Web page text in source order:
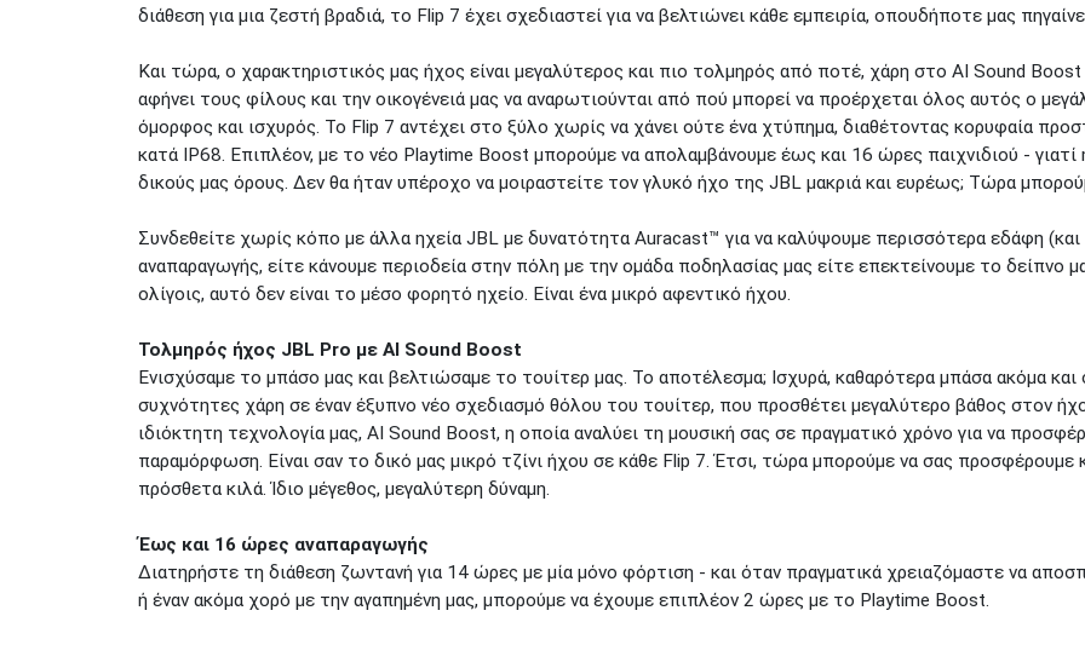
διάθεση για μια ζεστή βραδιά, το Flip 7 έχει σχεδιαστεί για να βελτιώνει κάθε εμπειρία, οπουδήποτε μας
Και τώρα, ο χαρακτηριστικός μας ήχος είναι μεγαλύτερος και πιο τολμηρός από ποτέ, χάρη στο AI Sound
αφήνει τους φίλους και την οικογένειά μας να αναρωτιούνται από πού μπορεί να προέρχεται όλος αυτός ο
όμορφος και ισχυρός. Το Flip 7 αντέχει στο ξύλο χωρίς να χάνει ούτε ένα χτύπημα, διαθέτοντας κορυφαία
κατά IP68. Επιπλέον, με το νέο Playtime Boost μπορούμε να απολαμβάνουμε έως και 16 ώρες παιχνιδιού - γιατί
δικούς μας όρους. Δεν θα ήταν υπέροχο να μοιραστείτε τον γλυκό ήχο της JBL μακριά και ευρέως; Τώρα
Συνδεθείτε χωρίς κόπο με άλλα ηχεία JBL με δυνατότητα Auracast™ για να καλύψουμε περισσότερα εδάφη (και
αναπαραγωγής, είτε κάνουμε περιοδεία στην πόλη με την ομάδα ποδηλασίας μας είτε επεκτείνουμε το δείπνο
ολίγοις, αυτό δεν είναι το μέσο φορητό ηχείο. Είναι ένα μικρό αφεντικό ήχου.
Τολμηρός ήχος JBL Pro με AI Sound Boost
Ενισχύσαμε το μπάσο μας και βελτιώσαμε το τουίτερ μας. Το αποτέλεσμα; Ισχυρά, καθαρότερα μπάσα ακόμα
συχνότητες χάρη σε έναν έξυπνο νέο σχεδιασμό θόλου του τουίτερ, που προσθέτει μεγαλύτερο βάθος στον
ιδιόκτητη τεχνολογία μας, AI Sound Boost, η οποία αναλύει τη μουσική σας σε πραγματικό χρόνο για να
παραμόρφωση. Είναι σαν το δικό μας μικρό τζίνι ήχου σε κάθε Flip 7. Έτσι, τώρα μπορούμε να σας
πρόσθετα κιλά. Ίδιο μέγεθος, μεγαλύτερη δύναμη.
Έως και 16 ώρες αναπαραγωγής
Διατηρήστε τη διάθεση ζωντανή για 14 ώρες με μία μόνο φόρτιση - και όταν πραγματικά χρειαζόμαστε να
ή έναν ακόμα χορό με την αγαπημένη μας, μπορούμε να έχουμε επιπλέον 2 ώρες με το Playtime Boost.